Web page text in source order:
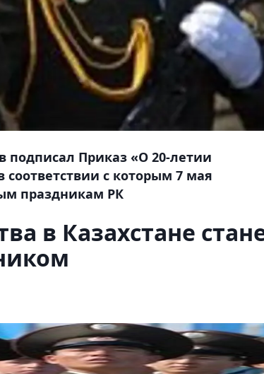
подписал Приказ «О 20-летии
с которым 7 мая
праздникам РК
в Казахстане